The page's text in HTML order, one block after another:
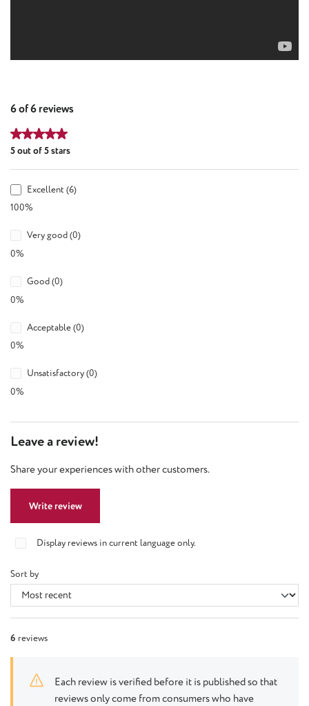
6 of 6 reviews
Average rating of 5 out of 5 stars
5 out of 5 stars
Excellent (6)
100%
Very good (0)
0%
Good (0)
0%
Acceptable (0)
0%
Unsatisfactory (0)
0%
Leave a review!
Share your experiences with other customers.
Write review
Display reviews in current language only.
Sort by
6 reviews
Each review is verified before it is published so that
reviews only come from consumers who have